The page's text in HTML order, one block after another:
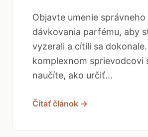
Objavte umenie správneho
dávkovania parfému, aby
vyzerali a cítili sa
komplexnom sprievodcovi
naučíte, ako určiť...
Čítať článok →